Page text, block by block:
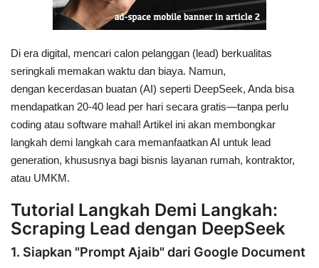
Di era digital, mencari calon pelanggan (lead) berkualitas
seringkali memakan waktu dan biaya. Namun,
dengan kecerdasan buatan (AI) seperti DeepSeek, Anda bisa
mendapatkan 20-40 lead per hari secara gratis—tanpa perlu
coding atau software mahal! Artikel ini akan membongkar
langkah demi langkah cara memanfaatkan AI untuk lead
generation, khususnya bagi bisnis layanan rumah, kontraktor,
atau UMKM.
Tutorial Langkah Demi Langkah:
Scraping Lead dengan DeepSeek
1. Siapkan "Prompt Ajaib" dari Google Document